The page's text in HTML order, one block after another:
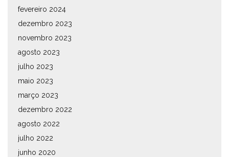
fevereiro 2024
dezembro 2023
novembro 2023
agosto 2023
julho 2023
maio 2023
março 2023
dezembro 2022
agosto 2022
julho 2022
junho 2020